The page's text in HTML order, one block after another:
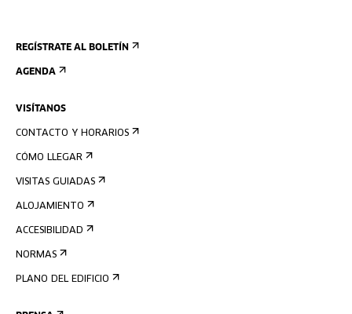
REGÍSTRATE AL BOLETÍN
AGENDA
VISÍTANOS
CONTACTO Y HORARIOS
CÓMO LLEGAR
VISITAS GUIADAS
ALOJAMIENTO
ACCESIBILIDAD
NORMAS
PLANO DEL EDIFICIO